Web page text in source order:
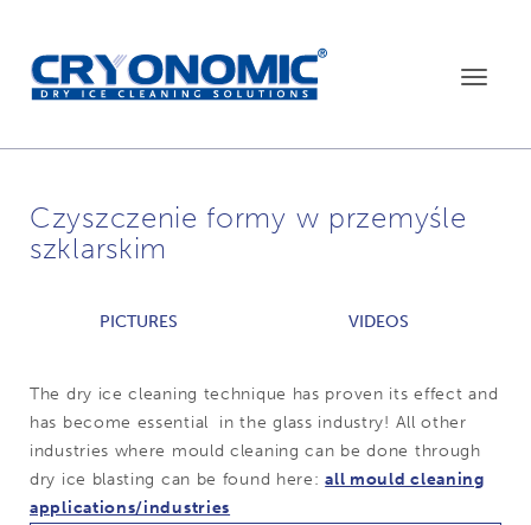
Toggle
Czyszczenie formy w przemyśle
szklarskim
PICTURES VIDEOS
The dry ice cleaning technique has proven its effect and
has become essential in the glass industry! All other
industries where mould cleaning can be done through
dry ice blasting can be found here:all mould cleaning
applications/industries